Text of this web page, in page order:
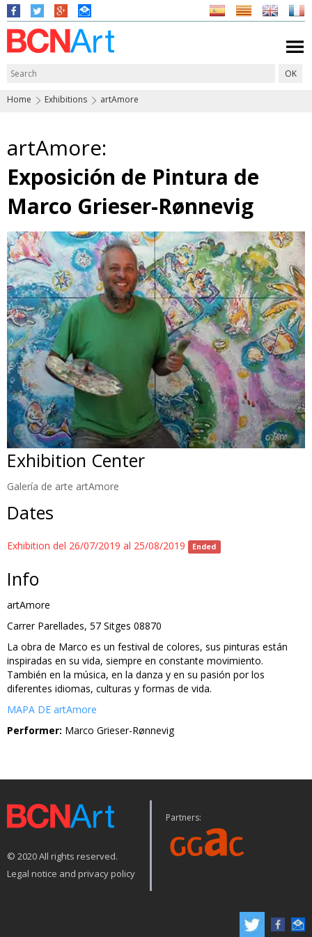
Home Exhibitions artAmore
artAmore:
Exposición de Pintura de
Marco Grieser-Rønnevig
Exhibition Center
Galería de arte artAmore
Dates
Exhibition del 26/07/2019 al 25/08/2019 Ended
Info
artAmore
Carrer Parellades, 57 Sitges 08870
La obra de Marco es un festival de colores, sus pinturas están
inspiradas en su vida, siempre en constante movimiento.
También en la música, en la danza y en su pasión por los
diferentes idiomas, culturas y formas de vida.
MAPA DE artAmore
Performer: Marco Grieser-Rønnevig
© 2020 All rights reserved.
Legal notice and privacy policy
Partners: